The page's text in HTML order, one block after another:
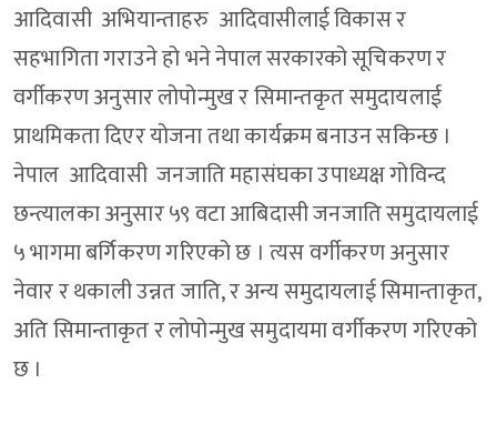
आदिवासी अभियान्ताहरु आदिवासीलाई विकास र
सहभागिता गराउने हो भने नेपाल सरकारको सूचिकरण र
वर्गीकरण अनुसार लोपोन्मुख र सिमान्तकृत समुदायलाई
प्राथमिकता दिएर योजना तथा कार्यक्रम बनाउन सकिन्छ ।
नेपाल आदिवासी जनजाति महासंघका उपाध्यक्ष गोविन्द
छन्त्यालका अनुसार ५९ वटा आबिदासी जनजाति समुदायलाई
५ भागमा बर्गिकरण गरिएको छ । त्यस वर्गीकरण अनुसार
नेवार र थकाली उन्नत जाति, र अन्य समुदायलाई सिमान्ताकृत,
अति सिमान्ताकृत र लोपोन्मुख समुदायमा वर्गीकरण गरिएको
छ ।